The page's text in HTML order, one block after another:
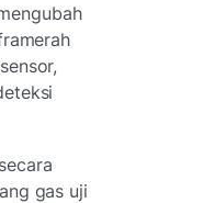
gas uji